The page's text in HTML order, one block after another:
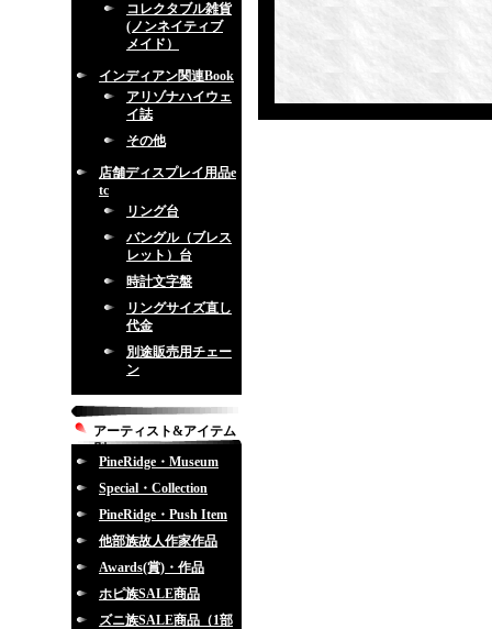
コレクタブル雑貨
(ノンネイティブ
メイド）
インディアン関連Book
アリゾナハイウェ
イ誌
その他
店舗ディスプレイ用品e
tc
リング台
バングル（ブレス
レット）台
時計文字盤
リングサイズ直し
代金
別途販売用チェー
ン
アーティスト&アイテム
別
PineRidge・Museum
Special・Collection
PineRidge・Push Item
他部族故人作家作品
Awards(賞)・作品
ホピ族SALE商品
ズニ族SALE商品（1部